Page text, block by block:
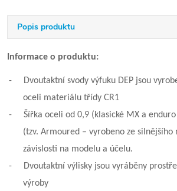
Popis produktu
Informace o produktu:
-
Dvoutaktní svody výfuku DEP jsou
oceli materiálu třídy CR1
-
Šířka oceli od 0,9 (klasické MX a
(tzv. Armoured – vyrobeno ze
závislosti na modelu a účelu.
-
Dvoutaktní výlisky jsou vyráběny
výroby